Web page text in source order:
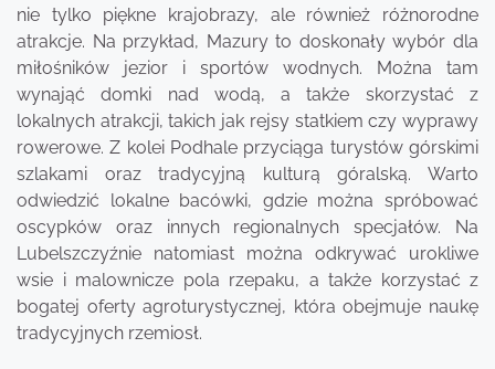
nie tylko piękne krajobrazy, ale również różnorodne
atrakcje. Na przykład, Mazury to doskonały wybór dla
miłośników jezior i sportów wodnych. Można tam
wynająć domki nad wodą, a także skorzystać z
lokalnych atrakcji, takich jak rejsy statkiem czy wyprawy
rowerowe. Z kolei Podhale przyciąga turystów górskimi
szlakami oraz tradycyjną kulturą góralską. Warto
odwiedzić lokalne bacówki, gdzie można spróbować
oscypków oraz innych regionalnych specjałów. Na
Lubelszczyźnie natomiast można odkrywać urokliwe
wsie i malownicze pola rzepaku, a także korzystać z
bogatej oferty agroturystycznej, która obejmuje naukę
tradycyjnych rzemiosł.